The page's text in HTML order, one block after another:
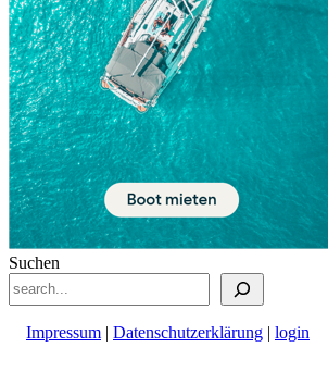
Suchen
Impressum | Datenschutzerklärung | login